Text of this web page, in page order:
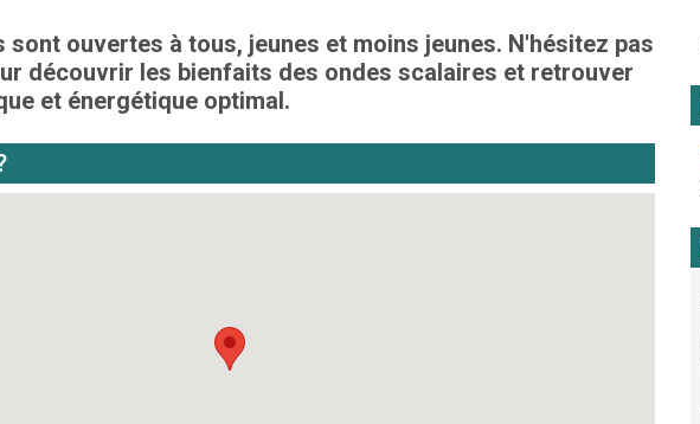
ouvertes à tous, jeunes et moins jeunes. N'hésitez pas
découvrir les bienfaits des ondes scalaires et retrouver
et énergétique optimal.